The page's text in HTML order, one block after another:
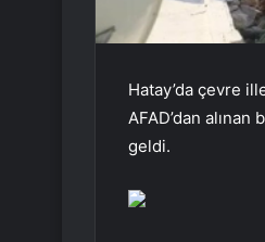
Hatay’da çevre
AFAD’dan
geldi.